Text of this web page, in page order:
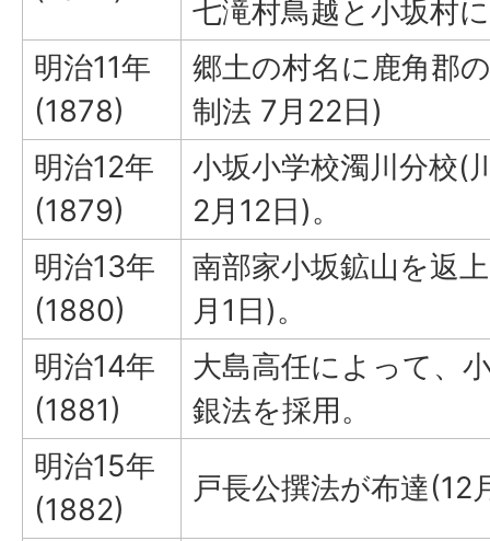
七滝村鳥越と小坂村
明治11年
(1878)
郷土の村名に鹿角郡
制法 7月22日)
明治12年
(1879)
小坂小学校濁川分校(
2月12日)。
明治13年
(1880)
南部家小坂鉱山を返
月1日)。
明治14年
(1881)
大島高任によって、
銀法を採用。
明治15年
(1882)
戸長公撰法が布達(12